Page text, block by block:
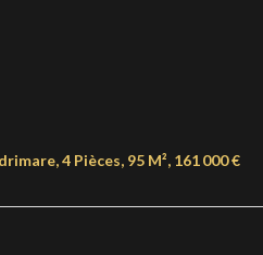
4 Pièces, 95 M², 161 000 €